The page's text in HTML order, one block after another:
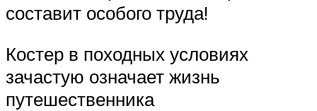
составит особого труда!
Костер в походных условиях
зачастую означает жизнь
путешественника